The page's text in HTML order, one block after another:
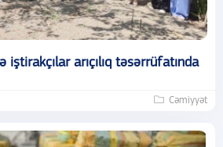
arıçılıq təsərrüfatında
Cəmiyyət